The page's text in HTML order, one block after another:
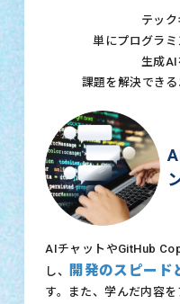
テック
単にプログラミ
生成
課題を解決できる
AIチャットやGitHub
し、
開発のスピード
す。また、学んだ内容